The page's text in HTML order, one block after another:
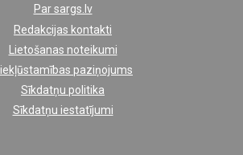
Par sargs.lv
Redakcijas kontakti
Lietošanas noteikumi
paziņojums
Sīkdatņu politika
Sīkdatņu iestatījumi